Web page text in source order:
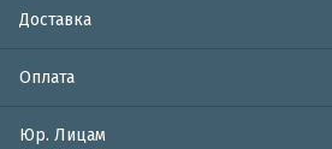
Доставка
Оплата
Юр. Лицам